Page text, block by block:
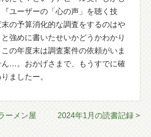
ユーザーの「心の声」を聴く技
の予算消化的な調査をするのはや
強めに書いたせいかどうかわかり
の年度末は調査案件の依頼がいま
ん…。おかげさまで、もうすでに確
ましたー。
ーメン屋 2024年1月の読書記録 >